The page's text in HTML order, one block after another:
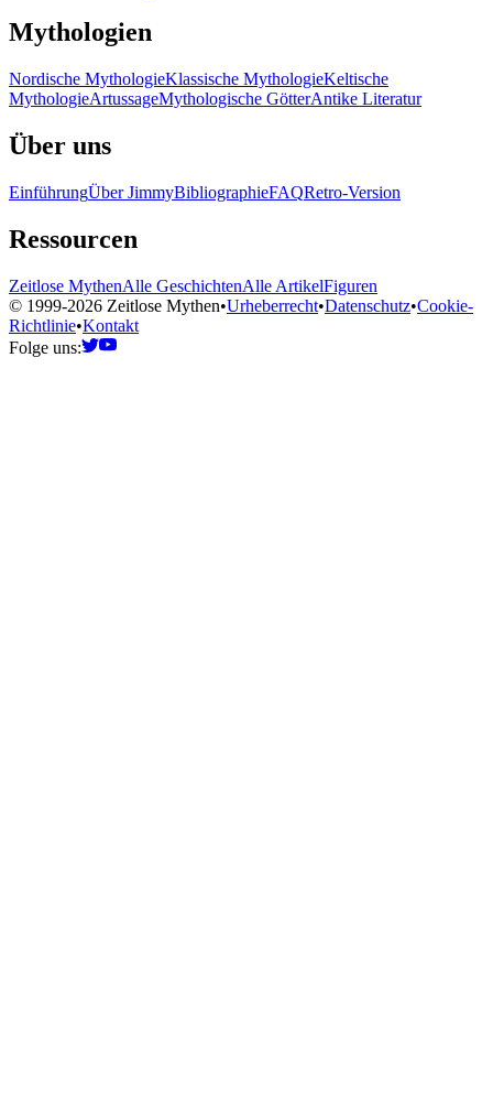
Mythologien
Nordische MythologieKlassische MythologieKeltische
MythologieArtussageMythologische GötterAntike Literatur
Über uns
EinführungÜber JimmyBibliographieFAQRetro-Version
Ressourcen
Zeitlose MythenAlle GeschichtenAlle ArtikelFiguren
© 1999-2026 Zeitlose Mythen•Urheberrecht•Datenschutz•Cookie-
Richtlinie•Kontakt
Folge uns: